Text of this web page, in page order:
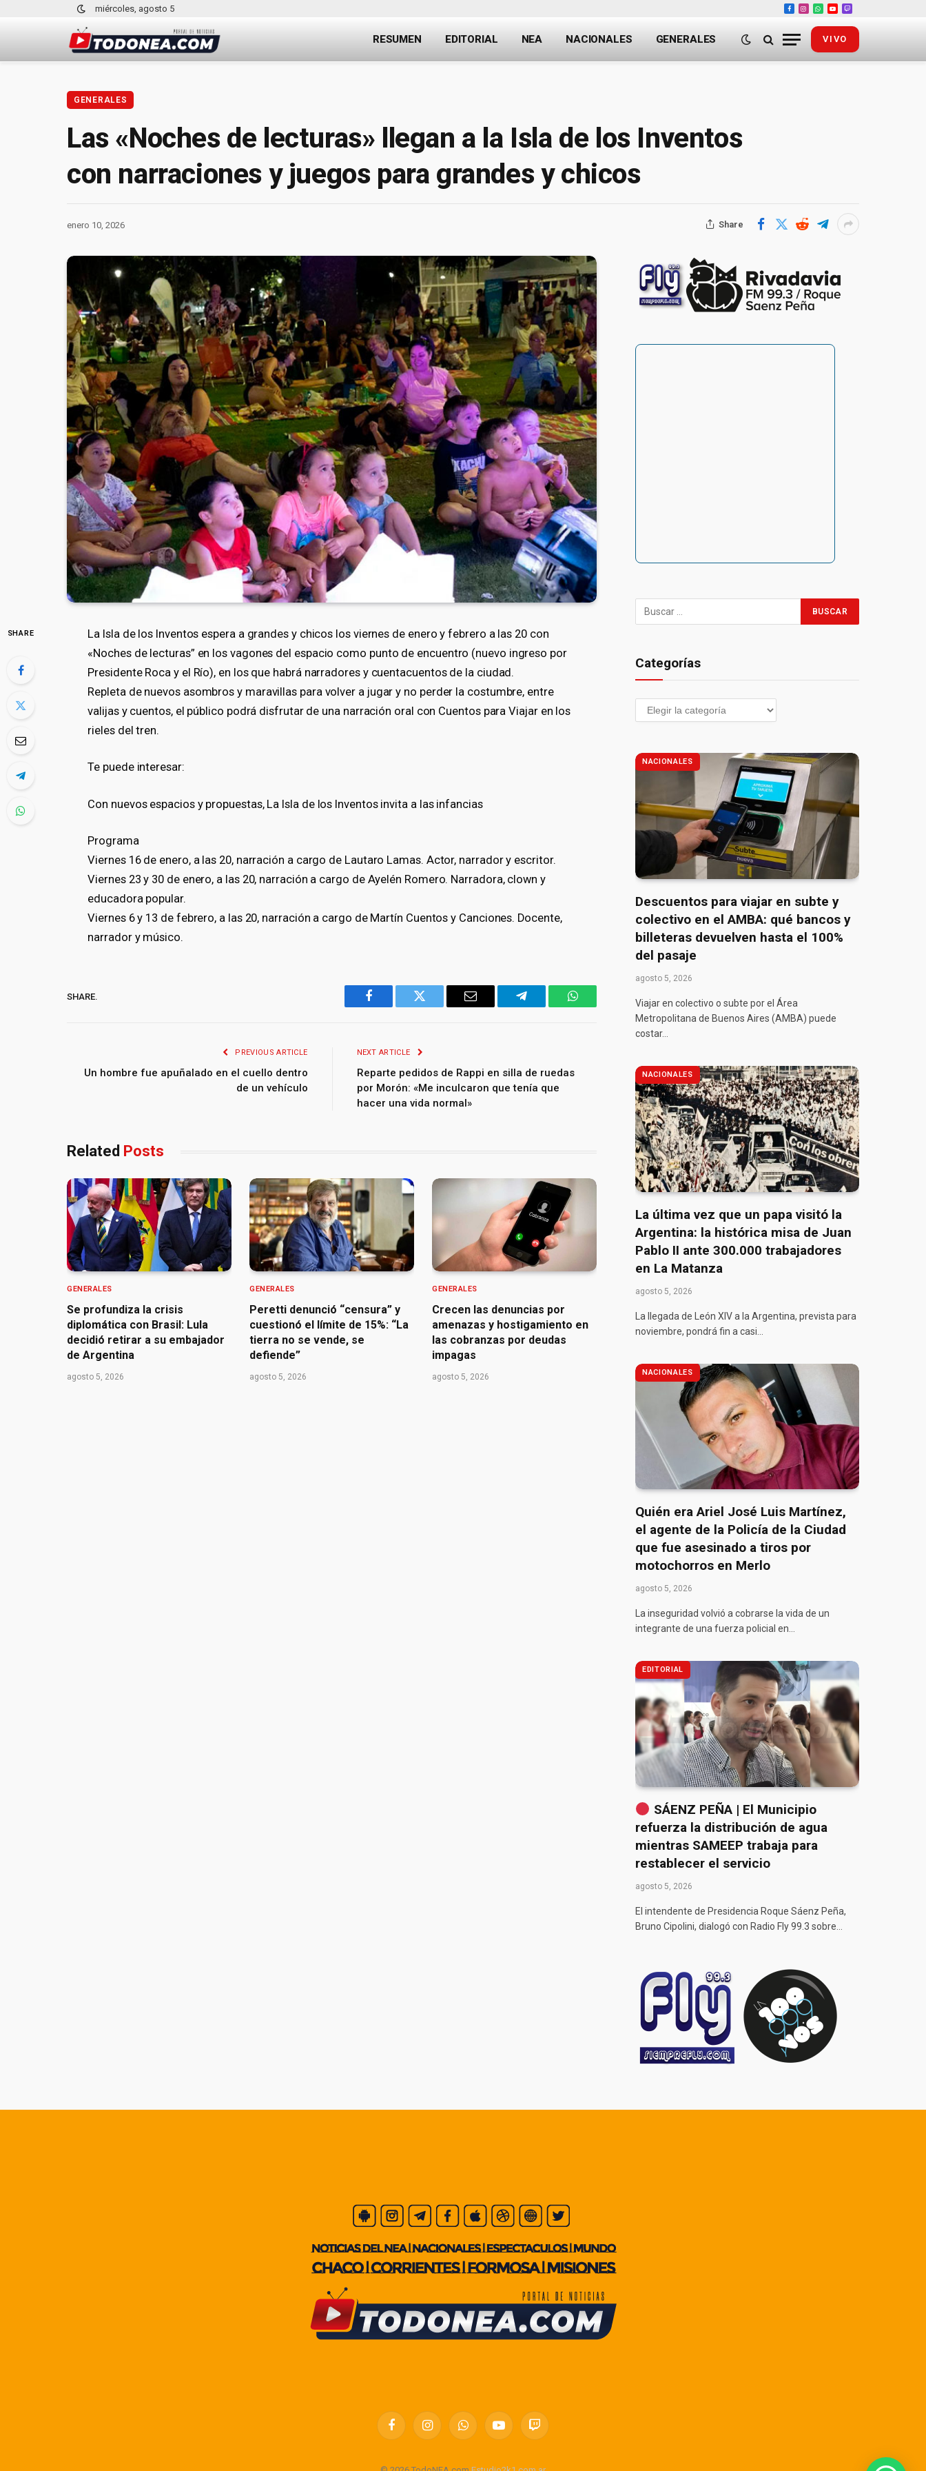
miércoles, agosto 5
Facebook
Instagram
WhatsApp
YouTube
Twitch
RESUMEN EDITORIAL NEA NACIONALES GENERALES VIVO
GENERALES
Las «Noches de lecturas» llegan a la Isla de los Inventos
con narraciones y juegos para grandes y chicos
enero 10, 2026 Share
SHARE
La Isla de los Inventos espera a grandes y chicos los viernes de enero y febrero a las 20 con
«Noches de lecturas” en los vagones del espacio como punto de encuentro (nuevo ingreso por
Presidente Roca y el Río), en los que habrá narradores y cuentacuentos de la ciudad.
Repleta de nuevos asombros y maravillas para volver a jugar y no perder la costumbre, entre
valijas y cuentos, el público podrá disfrutar de una narración oral con Cuentos para Viajar en los
rieles del tren.
Te puede interesar:
Con nuevos espacios y propuestas, La Isla de los Inventos invita a las infancias
Programa
Viernes 16 de enero, a las 20, narración a cargo de Lautaro Lamas. Actor, narrador y escritor.
Viernes 23 y 30 de enero, a las 20, narración a cargo de Ayelén Romero. Narradora, clown y
educadora popular.
Viernes 6 y 13 de febrero, a las 20, narración a cargo de Martín Cuentos y Canciones. Docente,
narrador y músico.
SHARE.
Facebook Twitter Email Telegram WhatsApp
PREVIOUS ARTICLE
Un hombre fue apuñalado en el cuello dentro
de un vehículo
NEXT ARTICLE
Reparte pedidos de Rappi en silla de ruedas
por Morón: «Me inculcaron que tenía que
hacer una vida normal»
Related Posts
GENERALES
Se profundiza la crisis
diplomática con Brasil: Lula
decidió retirar a su embajador
de Argentina
agosto 5, 2026
GENERALES
Peretti denunció “censura” y
cuestionó el límite de 15%: “La
tierra no se vende, se
defiende”
agosto 5, 2026
GENERALES
Crecen las denuncias por
amenazas y hostigamiento en
las cobranzas por deudas
impagas
agosto 5, 2026
Categorías
NACIONALES
Descuentos para viajar en subte y
colectivo en el AMBA: qué bancos y
billeteras devuelven hasta el 100%
del pasaje
agosto 5, 2026
Viajar en colectivo o subte por el Área
Metropolitana de Buenos Aires (AMBA) puede
costar…
NACIONALES
La última vez que un papa visitó la
Argentina: la histórica misa de Juan
Pablo II ante 300.000 trabajadores
en La Matanza
agosto 5, 2026
La llegada de León XIV a la Argentina, prevista para
noviembre, pondrá fin a casi…
NACIONALES
Quién era Ariel José Luis Martínez,
el agente de la Policía de la Ciudad
que fue asesinado a tiros por
motochorros en Merlo
agosto 5, 2026
La inseguridad volvió a cobrarse la vida de un
integrante de una fuerza policial en…
EDITORIAL
SÁENZ PEÑA | El Municipio
refuerza la distribución de agua
mientras SAMEEP trabaja para
restablecer el servicio
agosto 5, 2026
El intendente de Presidencia Roque Sáenz Peña,
Bruno Cipolini, dialogó con Radio Fly 99.3 sobre…
FacebookInstagramWhatsAppYouTubeTwitch